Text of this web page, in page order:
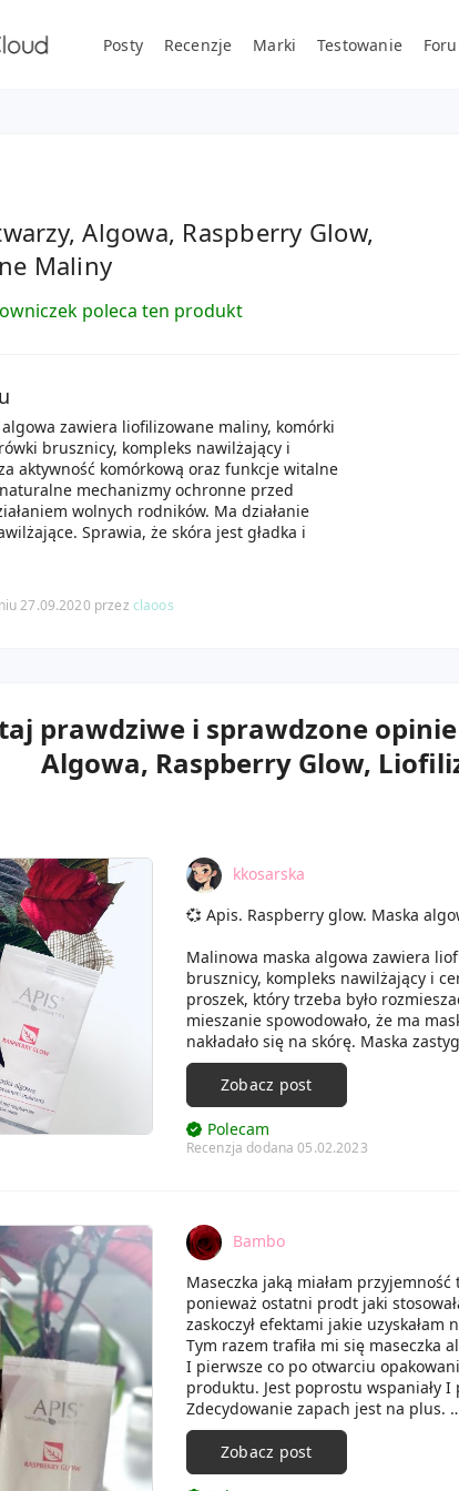
Posty Recenzje Marki Testowanie
Algowa, Raspberry Glow,
Maliny
poleca ten produkt
zawiera liofilizowane maliny, komórki
brusznicy, kompleks nawilżający i
aktywność komórkową oraz funkcje witalne
mechanizmy ochronne przed
wolnych rodników. Ma działanie
Sprawia, że skóra jest gładka i
27.09.2020 przez claoos
prawdziwe i sprawdzone
Algowa, Raspberry Glow,
kkosarska
💞 Apis. Raspberry glow. Maska
Malinowa maska algowa zawiera
brusznicy, kompleks nawilżający i
proszek, który trzeba było
mieszanie spowodowało, że ma
nakładało się na skórę. Maska
skórze. Po około 20 minutach
twarzy, a drobne pozostałości
Skóra po tej masce była widocznie
wygląd uległ poprawie. To był na
Zobacz post
Polecam
Recenzja dodana 05.02.2023
Bambo
Maseczka jaką miałam
ponieważ ostatni prodt jaki
zaskoczył efektami jakie uzyskałam
Tym razem trafiła mi się maseczka
I pierwsze co po otwarciu
produktu. Jest poprostu wspaniały I
Zdecydowanie zapach jest na plus.
Dodatkowo maliny w tym produkcie
substancji odżywczych. Dodatkowo
Produt przeznaczony jest do
Zobacz post